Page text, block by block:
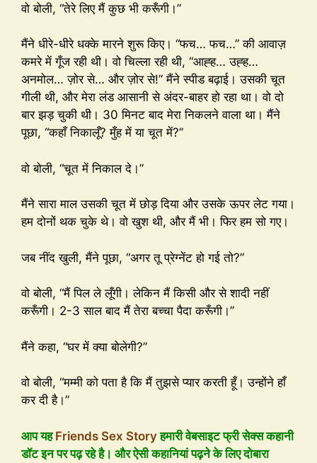
वो बोली, “तेरे लिए मैं कुछ भी करूँगी।”
मैंने धीरे-धीरे धक्के मारने शुरू किए। “फच… फच…” की आवाज़
कमरे में गूँज रही थी। वो चिल्ला रही थी, “आह्ह… उह्ह…
अनमोल… ज़ोर से… और ज़ोर से!” मैंने स्पीड बढ़ाई। उसकी चूत
गीली थी, और मेरा लंड आसानी से अंदर-बाहर हो रहा था। वो दो
बार झड़ चुकी थी। 30 मिनट बाद मेरा निकलने वाला था। मैंने
पूछा, “कहाँ निकालूँ? मुँह में या चूत में?”
वो बोली, “चूत में निकाल दे।”
मैंने सारा माल उसकी चूत में छोड़ दिया और उसके ऊपर लेट गया।
हम दोनों थक चुके थे। वो खुश थी, और मैं भी। फिर हम सो गए।
जब नींद खुली, मैंने पूछा, “अगर तू प्रेग्नेंट हो गई तो?”
वो बोली, “मैं पिल ले लूँगी। लेकिन मैं किसी और से शादी नहीं
करूँगी। 2-3 साल बाद मैं तेरा बच्चा पैदा करूँगी।”
मैंने कहा, “घर में क्या बोलेगी?”
वो बोली, “मम्मी को पता है कि मैं तुझसे प्यार करती हूँ। उन्होंने हाँ
कर दी है।”
आप यहFriends Sex Storyहमारी वेबसाइट फ्री सेक्स कहानी
डॉट इन पर पढ़ रहे है। और ऐसी कहानियां पढ़ने के लिए दोबारा